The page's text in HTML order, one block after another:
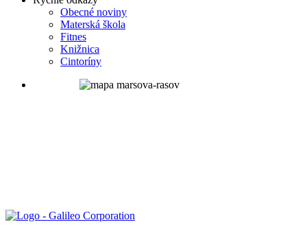
Obecné noviny
Materská škola
Fitnes
Knižnica
Cintoríny